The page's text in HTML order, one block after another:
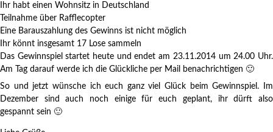
Ihr habt einen Wohnsitz in Deutschland
Teilnahme über Rafflecopter
Eine Barauszahlung des Gewinns ist nicht möglich
Ihr könnt insgesamt 17 Lose sammeln
Das Gewinnspiel startet heute und endet am 23.11.2014 um 24.00 Uhr.
Am Tag darauf werde ich die Glückliche per Mail benachrichtigen 🙂
So und jetzt wünsche ich euch ganz viel Glück beim Gewinnspiel. Im
Dezember sind auch noch einige für euch geplant, ihr dürft also
gespannt sein 🙂